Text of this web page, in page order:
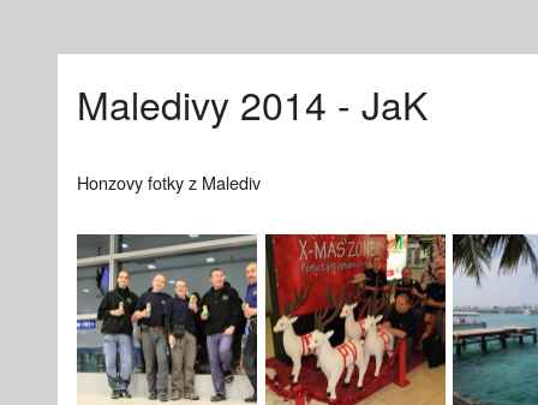
Maledivy 2014 - JaK
Honzovy fotky z Malediv